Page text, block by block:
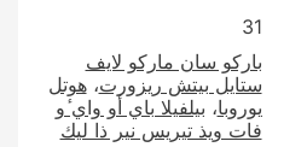
31
باركو سان ماركو لايف
ستايل بيتش ريزورت هوتل
يوروبا بيلفيلا باي أو واي ٔو
فات ويذ تيريس نير ذا ليك